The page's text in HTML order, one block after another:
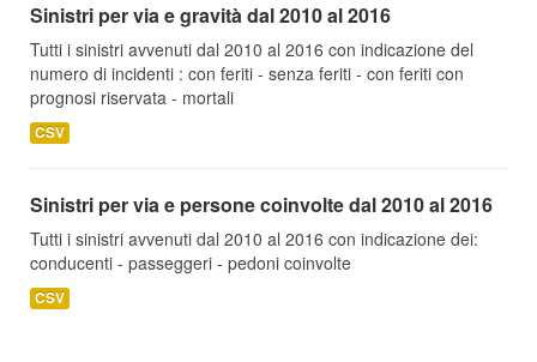
Sinistri per via e gravità dal 2010 al 2016
Tutti i sinistri avvenuti dal 2010 al 2016 con indicazione del
numero di incidenti : con feriti - senza feriti - con feriti con
prognosi riservata - mortali
CSV
Sinistri per via e persone coinvolte dal 2010 al 2016
Tutti i sinistri avvenuti dal 2010 al 2016 con indicazione dei:
conducenti - passeggeri - pedoni coinvolte
CSV